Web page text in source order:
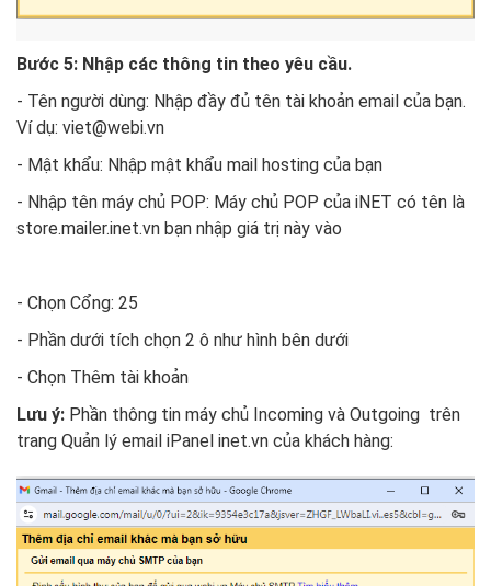
Bước 5: Nhập các thông tin theo yêu cầu.
- Tên người dùng: Nhập đầy đủ tên tài khoản email của bạn.
Ví dụ: viet@webi.vn
- Mật khẩu: Nhập mật khẩu mail hosting của bạn
- Nhập tên máy chủ POP: Máy chủ POP của iNET có tên là
store.mailer.inet.vn bạn nhập giá trị này vào
- Chọn Cổng: 25
- Phần dưới tích chọn 2 ô như hình bên dưới
- Chọn Thêm tài khoản
Lưu ý: Phần thông tin máy chủ Incoming và Outgoing trên
trang Quản lý email iPanel inet.vn của khách hàng: